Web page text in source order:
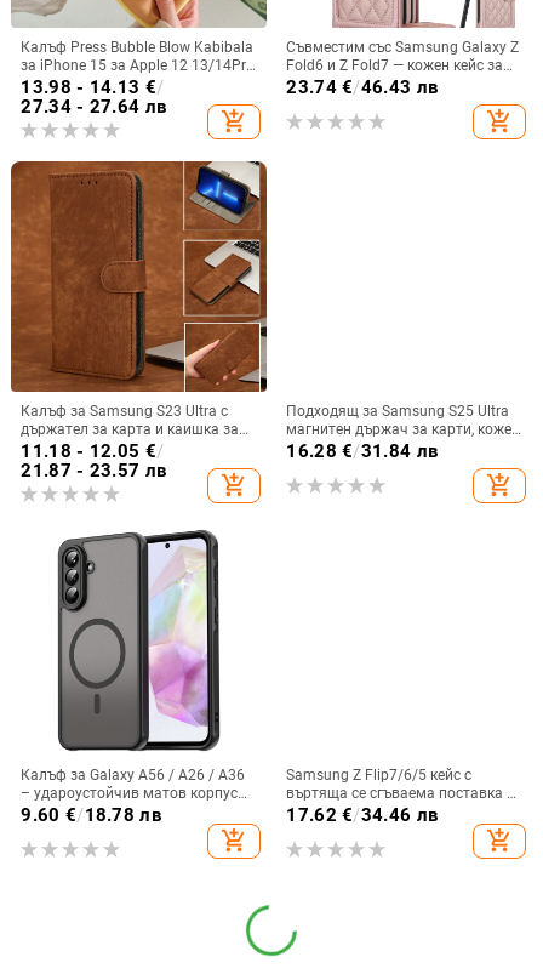
Калъф Press Bubble Blow Kabibala
за iPhone 15 за Apple 12 13/14Pro
Max, устойчив на изпускане 11
13.98 - 14.13 €/
27.34 - 27.64 лв
add_shopping_cart
Съвместим със Samsung Galaxy Z
Fold6 и Z Fold7 — кожен кейс за
телефон с слот за стилус,
сгъваем дизайн, елегантен стил, с
каишка за китката, за дами
23.74€/46.43 лв
add_shopping_cart
Калъф за Samsung S23 Ultra с
държател за карта и каишка за
през врата
11.18 - 12.05 €/
21.87 - 23.57 лв
add_shopping_cart
Подходящ за Samsung S25 Ultra
магнитен държач за карти, кожен
калъф S24Plus, защитен калъф,
разделен на части, калъф за
мобилен телефон Samsung
16.28 €/31.84 лв
add_shopping_cart
Калъф за Galaxy A56 / A26 / A36
– удароустойчив матов корпус
от PC+TPU с текстура на кожа
9.60 €/18.78 лв
add_shopping_cart
Samsung Z Flip7/6/5 кейс с
въртяща се сгъваема поставка и
магнитна скоба, 360° въртене,
поликарбонатен корпус
17.62 €/34.46 лв
add_shopping_cart